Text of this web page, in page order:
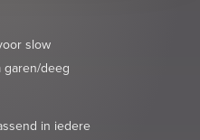
slow
garen/deeg
in iedere